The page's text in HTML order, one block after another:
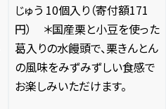
じゅう 10個入り（寄付額171
円） ＊国産栗と小豆を使った
葛入りの水饅頭で、栗きんとん
の風味をみずみずしい食感で
お楽しみいただけます。